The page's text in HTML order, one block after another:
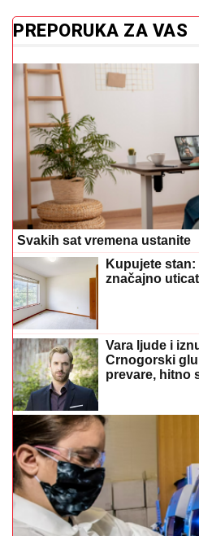
PREPORUKA ZA VAS
Svakih sat vremena ustanite
Kupujete
značajno
Vara ljude i
Crnogorski
prevare, hitno